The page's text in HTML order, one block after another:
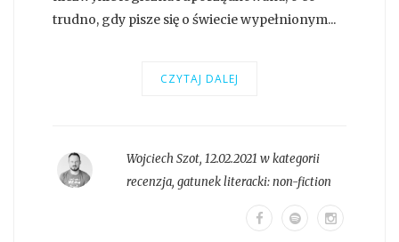
trudno, gdy pisze się o świecie wypełnionym...
CZYTAJ DALEJ
Wojciech Szot, 12.02.2021 w kategorii
recenzja, gatunek literacki:non-fiction